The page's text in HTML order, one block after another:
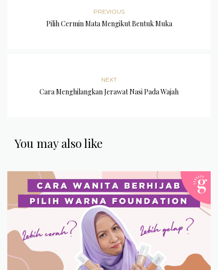
PREVIOUS
Pilih Cermin Mata Mengikut Bentuk Muka
NEXT
Cara Menghilangkan Jerawat Nasi Pada Wajah
You may also like